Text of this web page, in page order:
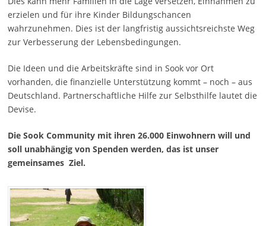
erzielen und für ihre Kinder Bildungschancen
wahrzunehmen. Dies ist der langfristig aussichtsreichste Weg
zur Verbesserung der Lebensbedingungen.
Die Ideen und die Arbeitskräfte sind in Sook vor Ort
vorhanden, die finanzielle Unterstützung kommt – noch – aus
Deutschland. Partnerschaftliche Hilfe zur Selbsthilfe lautet die
Devise.
Die Sook Community mit ihren 26.000 Einwohnern will und
soll unabhängig von Spenden werden, das ist unser
gemeinsames Ziel.